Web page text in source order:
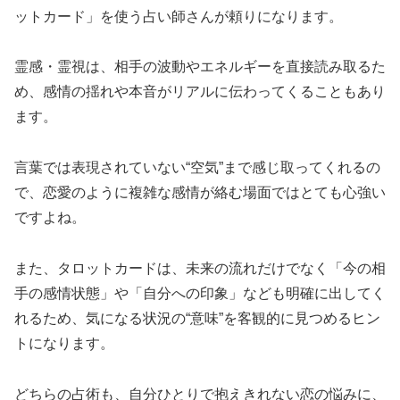
ットカード」を使う占い師さんが頼りになります。
霊感・霊視は、相手の波動やエネルギーを直接読み取るた
め、感情の揺れや本音がリアルに伝わってくることもあり
ます。
言葉では表現されていない“空気”まで感じ取ってくれるの
で、恋愛のように複雑な感情が絡む場面ではとても心強い
ですよね。
また、タロットカードは、未来の流れだけでなく「今の相
手の感情状態」や「自分への印象」なども明確に出してく
れるため、気になる状況の“意味”を客観的に見つめるヒン
トになります。
どちらの占術も、自分ひとりで抱えきれない恋の悩みに、